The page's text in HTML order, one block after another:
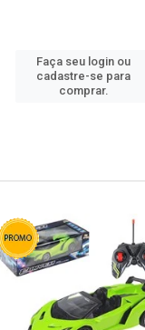
Faça seu login ou
cadastre-se para
comprar.